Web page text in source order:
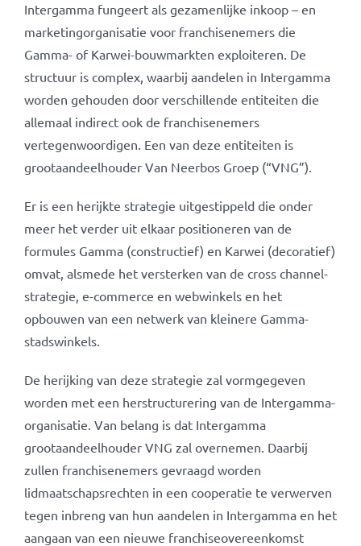
Intergamma fungeert als gezamenlijke inkoop – en
marketingorganisatie voor franchisenemers die
Gamma- of Karwei-bouwmarkten exploiteren. De
structuur is complex, waarbij aandelen in Intergamma
worden gehouden door verschillende entiteiten die
allemaal indirect ook de franchisenemers
vertegenwoordigen. Een van deze entiteiten is
grootaandeelhouder Van Neerbos Groep (“VNG”).
Er is een herijkte strategie uitgestippeld die onder
meer het verder uit elkaar positioneren van de
formules Gamma (constructief) en Karwei (decoratief)
omvat, alsmede het versterken van de cross channel-
strategie, e-commerce en webwinkels en het
opbouwen van een netwerk van kleinere Gamma-
stadswinkels.
De herijking van deze strategie zal vormgegeven
worden met een herstructurering van de Intergamma-
organisatie. Van belang is dat Intergamma
grootaandeelhouder VNG zal overnemen. Daarbij
zullen franchisenemers gevraagd worden
lidmaatschapsrechten in een cooperatie te verwerven
tegen inbreng van hun aandelen in Intergamma en het
aangaan van een nieuwe franchiseovereenkomst